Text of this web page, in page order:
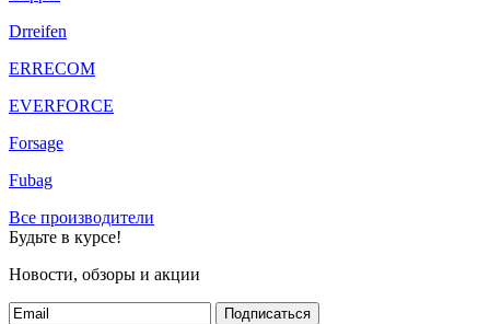
Drreifen
ERRECOM
EVERFORCE
Forsage
Fubag
Все производители
Будьте в курсе!
Новости, обзоры и акции
Подписаться